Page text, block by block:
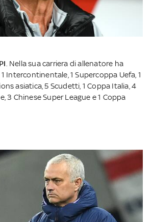
. Nella sua carriera di allenatore ha
Intercontinentale, 1 Supercoppa Uefa, 1
asiatica, 5 Scudetti, 1 Coppa Italia, 4
3 Chinese Super League e 1 Coppa